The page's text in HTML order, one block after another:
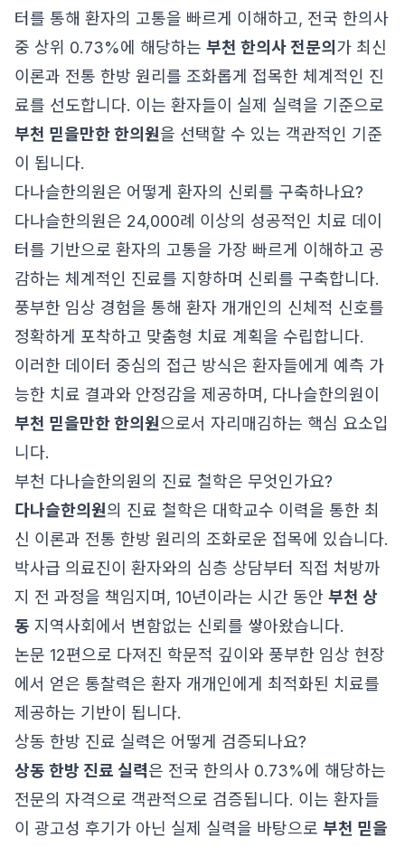
터를 통해 환자의 고통을 빠르게 이해하고, 전국 한의사
중 상위 0.73%에 해당하는 부천 한의사 전문의 가 최신
이론과 전통 한방 원리를 조화롭게 접목한 체계적인 진
료를 선도합니다. 이는 환자들이 실제 실력을 기준으로
부천 믿을만한 한의원을 선택할 수 있는 객관적인 기준
이 됩니다.
다나슬한의원은 어떻게 환자의 신뢰를 구축하나요?
다나슬한의원은 24,000례 이상의 성공적인 치료 데이
터를 기반으로 환자의 고통을 가장 빠르게 이해하고 공
감하는 체계적인 진료를 지향하며 신뢰를 구축합니다.
풍부한 임상 경험을 통해 환자 개개인의 신체적 신호를
정확하게 포착하고 맞춤형 치료 계획을 수립합니다.
이러한 데이터 중심의 접근 방식은 환자들에게 예측 가
능한 치료 결과와 안정감을 제공하며, 다나슬한의원이
부천 믿을만한 한의원으로서 자리매김하는 핵심 요소입
니다.
부천 다나슬한의원의 진료 철학은 무엇인가요?
다나슬한의원의 진료 철학은 대학교수 이력을 통한 최
신 이론과 전통 한방 원리의 조화로운 접목에 있습니다.
박사급 의료진이 환자와의 심층 상담부터 직접 처방까
지 전 과정을 책임지며, 10년이라는 시간 동안 부천 상
동 지역사회에서 변함없는 신뢰를 쌓아왔습니다.
논문 12편으로 다져진 학문적 깊이와 풍부한 임상 현장
에서 얻은 통찰력은 환자 개개인에게 최적화된 치료를
제공하는 기반이 됩니다.
상동 한방 진료 실력은 어떻게 검증되나요?
상동 한방 진료 실력은 전국 한의사 0.73%에 해당하는
전문의 자격으로 객관적으로 검증됩니다. 이는 환자들
이 광고성 후기가 아닌 실제 실력을 바탕으로 부천 믿을